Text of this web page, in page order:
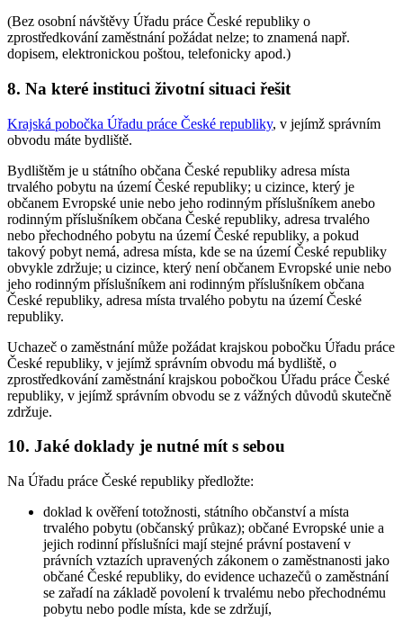
(Bez osobní návštěvy Úřadu práce České republiky o
zprostředkování zaměstnání požádat nelze; to znamená např.
dopisem, elektronickou poštou, telefonicky apod.)
8. Na které instituci životní situaci řešit
Krajská pobočka Úřadu práce České republiky, v jejímž správním
obvodu máte bydliště.
Bydlištěm je u státního občana České republiky adresa místa
trvalého pobytu na území České republiky; u cizince, který je
občanem Evropské unie nebo jeho rodinným příslušníkem anebo
rodinným příslušníkem občana České republiky, adresa trvalého
nebo přechodného pobytu na území České republiky, a pokud
takový pobyt nemá, adresa místa, kde se na území České republiky
obvykle zdržuje; u cizince, který není občanem Evropské unie nebo
jeho rodinným příslušníkem ani rodinným příslušníkem občana
České republiky, adresa místa trvalého pobytu na území České
republiky.
Uchazeč o zaměstnání může požádat krajskou pobočku Úřadu práce
České republiky, v jejímž správním obvodu má bydliště, o
zprostředkování zaměstnání krajskou pobočkou Úřadu práce České
republiky, v jejímž správním obvodu se z vážných důvodů skutečně
zdržuje.
10. Jaké doklady je nutné mít s sebou
Na Úřadu práce České republiky předložte:
doklad k ověření totožnosti, státního občanství a místa
trvalého pobytu (občanský průkaz); občané Evropské unie a
jejich rodinní příslušníci mají stejné právní postavení v
právních vztazích upravených zákonem o zaměstnanosti jako
občané České republiky, do evidence uchazečů o zaměstnání
se zařadí na základě povolení k trvalému nebo přechodnému
pobytu nebo podle místa, kde se zdržují,